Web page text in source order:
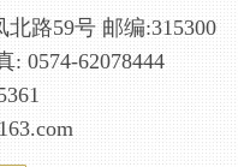
路59号 邮编:315300
: 0574-62078444